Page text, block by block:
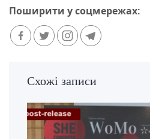
Поширити у соцмережах:
Схожі записи